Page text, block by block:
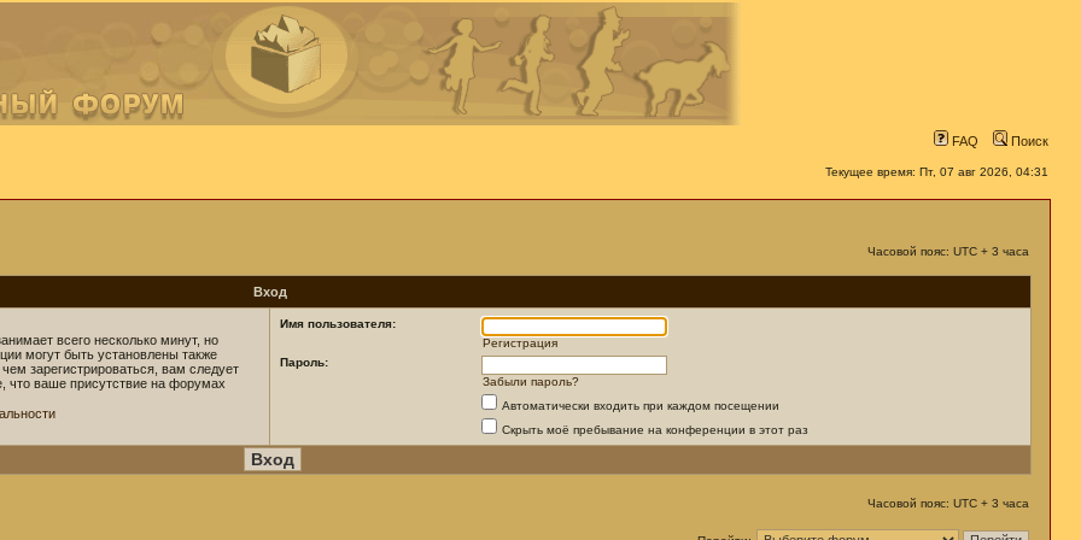
FAQ Поиск
Текущее время: Пт, 07 авг 2026, 04:31
Часовой пояс: UTC + 3 часа
Вход
всего несколько минут, но
могут быть установлены также
зарегистрироваться, вам следует
что ваше присутствие на форумах
Имя пользователя:
Регистрация
Пароль:
Забыли пароль?
Автоматически входить при каждом посещении
Скрыть моё пребывание на конференции в этот раз
Часовой пояс: UTC + 3 часа